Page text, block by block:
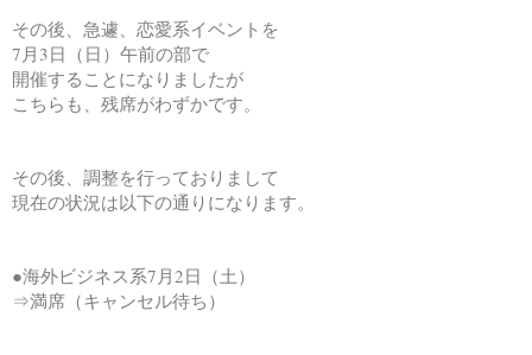
その後、急遽、恋愛系イベントを
7月3日（日）午前の部で
開催することになりましたが
こちらも、残席がわずかです。
その後、調整を行っておりまして
現在の状況は以下の通りになります。
●海外ビジネス系7月2日（土）
⇒満席（キャンセル待ち）